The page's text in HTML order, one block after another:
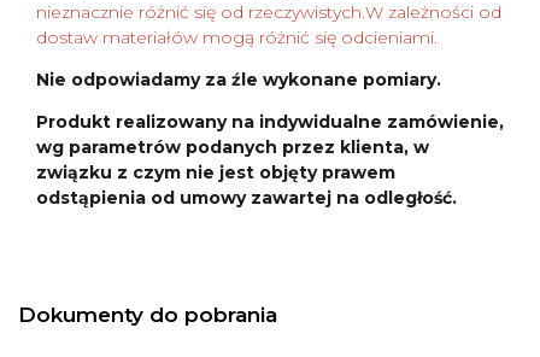
nieznacznie różnić się od rzeczywistych.W zależności od
dostaw materiałów mogą różnić się odcieniami.
Nie odpowiadamy za źle wykonane pomiary.
Produkt realizowany na indywidualne zamówienie,
wg parametrów podanych przez klienta, w
związku z czym nie jest objęty prawem
odstąpienia od umowy zawartej na odległość.
Dokumenty do pobrania